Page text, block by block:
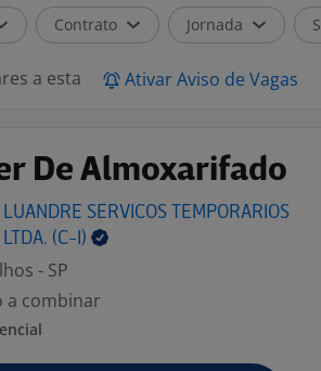
Contrato Jornada
a esta Ativar Aviso de Vagas
De Almoxarifado
LUANDRE SERVICOS TEMPORARIOS
LTDA. (C-I)
- SP
a combinar